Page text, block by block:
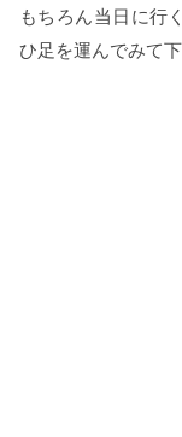
もちろん当日に行
ひ足を運んでみて